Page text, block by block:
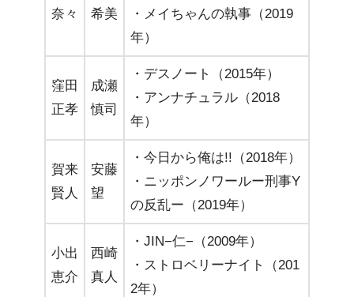
奈々
希美
・メイちゃんの執事（2019
年）
窪田
正孝
成瀬
慎司
・デスノート（2015年）
・アンナチュラル（2018
年）
賀来
賢人
安藤
望
・今日から俺は!!（2018年）
・ニッポンノワールー刑事Y
の反乱ー（2019年）
小出
恵介
西崎
真人
・JIN−仁−（2009年）
・ストロベリーナイト（201
2年）